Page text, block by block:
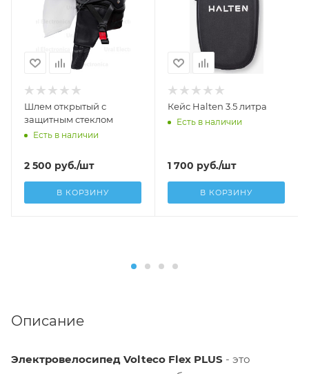
Шлем открытый с
защитным стеклом
Есть в наличии
2 500 руб./шт
В КОРЗИНУ
Кейс Halten 3.5 литра
Есть в наличии
1 700 руб./шт
В КОРЗИНУ
Описание
Электровелосипед Volteco Flex PLUS - это